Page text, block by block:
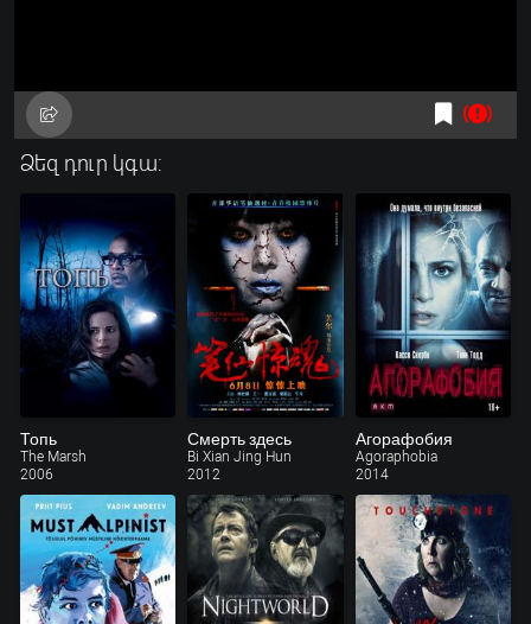
Ձեզ դուր կգա:
Топь
The Marsh
2006
Смерть здесь
Bi Xian Jing Hun
2012
Агорафобия
Agoraphobia
2014